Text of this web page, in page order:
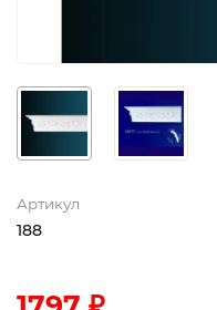
Артикул
188